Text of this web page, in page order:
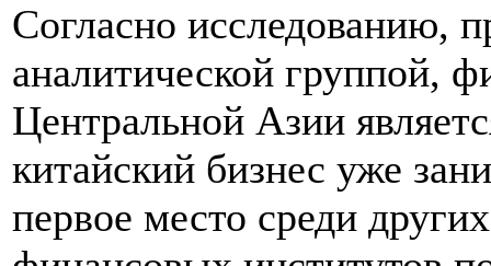
Согласно исследованию,
аналитической группой,
Центральной Азии
китайский бизнес уже
первое место среди